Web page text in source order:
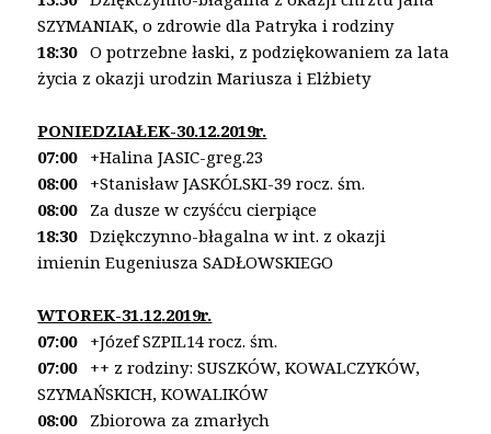
SZYMANIAK, o zdrowie dla Patryka i rodziny
18:30O potrzebne łaski, z podziękowaniem za lata
życia z okazji urodzin Mariusza i Elżbiety
PONIEDZIAŁEK-30.12.2019r.
07:00+Halina JASIC-greg.23
08:00+Stanisław JASKÓLSKI-39 rocz. śm.
08:00Za dusze w czyśćcu cierpiące
18:30Dziękczynno-błagalna w int. z okazji
imieninEugeniusza SADŁOWSKIEGO
WTOREK-31.12.2019r.
07:00+Józef SZPIL14 rocz. śm.
07:00++ z rodziny: SUSZKÓW, KOWALCZYKÓW,
SZYMAŃSKICH, KOWALIKÓW
08:00 Zbiorowa za zmarłych